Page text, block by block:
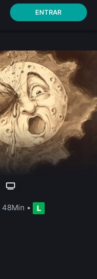
ENTRAR
48Min •